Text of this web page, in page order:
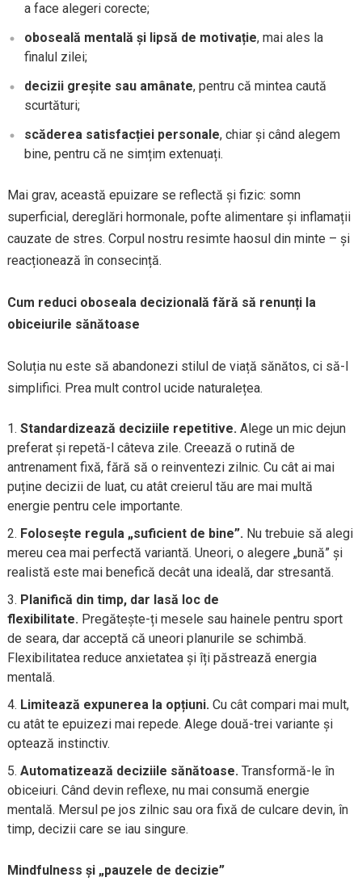
a face alegeri corecte;
oboseală mentală și lipsă de motivație, mai ales la
finalul zilei;
decizii greșite sau amânate, pentru că mintea caută
scurtături;
scăderea satisfacției personale, chiar și când alegem
bine, pentru că ne simțim extenuați.
Mai grav, această epuizare se reflectă și fizic: somn
superficial, dereglări hormonale, pofte alimentare și inflamații
cauzate de stres. Corpul nostru resimte haosul din minte – și
reacționează în consecință.
Cum reduci oboseala decizională fără să renunți la
obiceiurile sănătoase
Soluția nu este să abandonezi stilul de viață sănătos, ci să-l
simplifici. Prea mult control ucide naturalețea.
Standardizează deciziile repetitive. Alege un mic dejun
preferat și repetă-l câteva zile. Creează o rutină de
antrenament fixă, fără să o reinventezi zilnic. Cu cât ai mai
puține decizii de luat, cu atât creierul tău are mai multă
energie pentru cele importante.
Folosește regula „suficient de bine”. Nu trebuie să alegi
mereu cea mai perfectă variantă. Uneori, o alegere „bună” și
realistă este mai benefică decât una ideală, dar stresantă.
Planifică din timp, dar lasă loc de
flexibilitate. Pregătește-ți mesele sau hainele pentru sport
de seara, dar acceptă că uneori planurile se schimbă.
Flexibilitatea reduce anxietatea și îți păstrează energia
mentală.
Limitează expunerea la opțiuni. Cu cât compari mai mult,
cu atât te epuizezi mai repede. Alege două-trei variante și
optează instinctiv.
Automatizează deciziile sănătoase. Transformă-le în
obiceiuri. Când devin reflexe, nu mai consumă energie
mentală. Mersul pe jos zilnic sau ora fixă de culcare devin, în
timp, decizii care se iau singure.
Mindfulness și „pauzele de decizie”